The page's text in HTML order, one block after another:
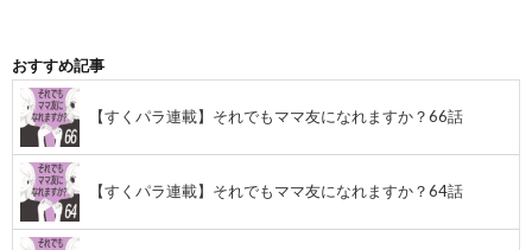
おすすめ記事
【すくパラ連載】それでもママ友になれますか？66話
【すくパラ連載】それでもママ友になれますか？64話